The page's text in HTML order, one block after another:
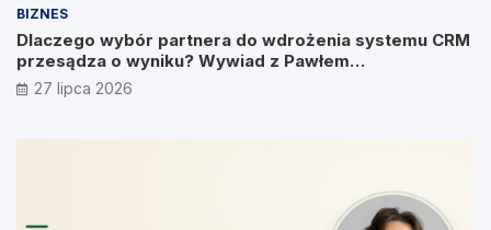
BIZNES
Dlaczego wybór partnera do wdrożenia systemu CRM
przesądza o wyniku? Wywiad z Pawłem
Prymakowskim, CEO IT Vision
27 lipca 2026